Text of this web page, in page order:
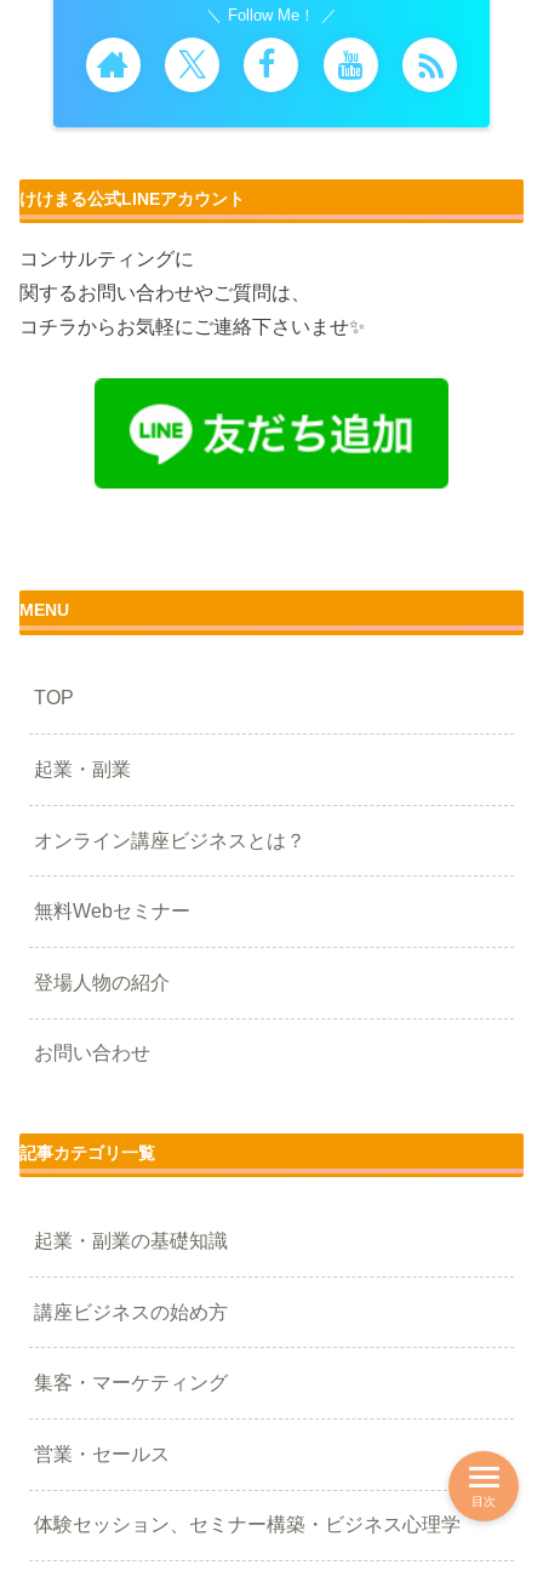
Follow Me！
けけまる公式LINEアカウント
コンサルティングに
関するお問い合わせやご質問は、
コチラからお気軽にご連絡下さいませ✨
MENU
TOP
起業・副業
オンライン講座ビジネスとは？
無料Webセミナー
登場人物の紹介
お問い合わせ
記事カテゴリ一覧
起業・副業の基礎知識
講座ビジネスの始め方
集客・マーケティング
営業・セールス
体験セッション、セミナー構築・ビジネス心理学
目次